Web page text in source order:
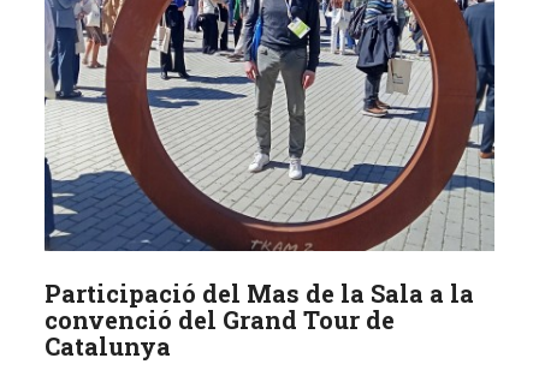
Participació del Mas de la Sala a la
convenció del Grand Tour de
Catalunya